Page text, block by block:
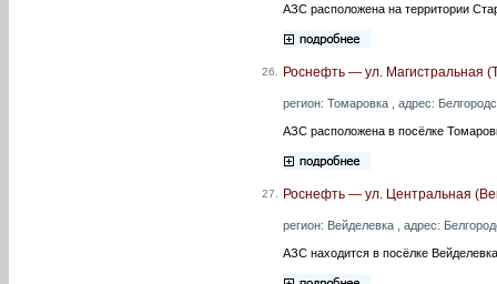
АЗС расположена на территории
26. Роснефть — ул. Магистральная
регион: Томаровка , адрес:
АЗС расположена в посёлке
27. Роснефть — ул. Центральная
регион: Вейделевка , адрес:
АЗС находится в посёлке